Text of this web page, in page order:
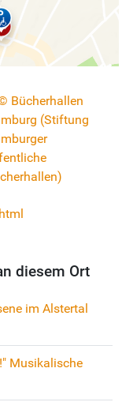
diesem Ort
im Alstertal
Musikalische